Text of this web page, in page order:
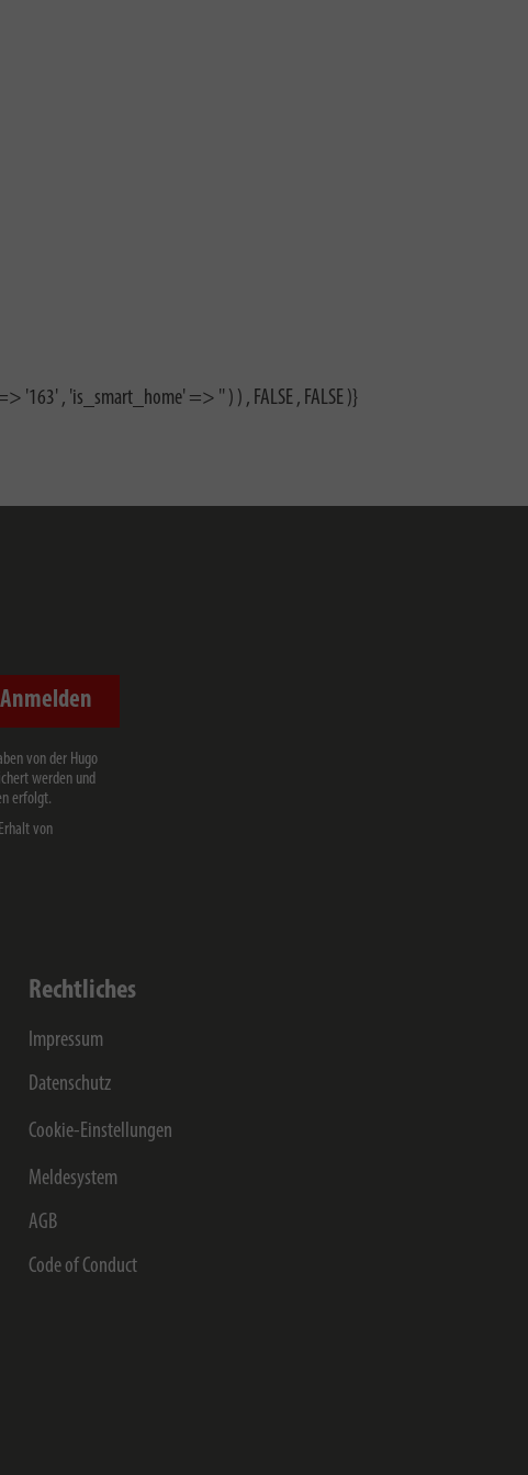
'163' , 'is_smart_home' => '' ) ) , FALSE , FALSE )}
von der Hugo
werden und
erfolgt.
von
Rechtliches
Impressum
Datenschutz
Cookie-Einstellungen
Meldesystem
AGB
Code of Conduct